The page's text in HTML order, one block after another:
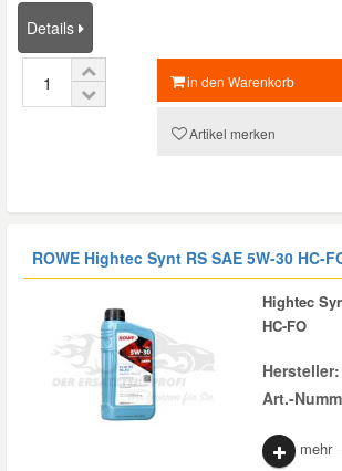
Details
in den Warenkorb
Artikel merken
ROWE Hightec Synt RS SAE 5W-30 HC-
Hightec
HC-FO
Hersteller:
Art.-
mehr